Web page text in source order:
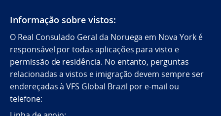
Informação sobre vistos:
O Real Consulado Geral da Noruega em Nova York é
responsável por todas aplicações para visto e
permissão de residência. No entanto, perguntas
relacionadas a vistos e imigração devem sempre ser
endereçadas à VFS Global Brazil por e-mail ou
telefone: